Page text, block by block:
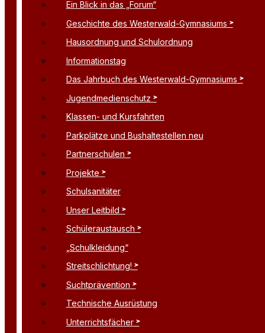
Ein Blick in das „Forum“
Geschichte des Westerwald-Gymnasiums
Hausordnung und Schulordnung
Informationstag
Das Jahrbuch des Westerwald-Gymnasiums
Jugendmedienschutz
Klassen- und Kursfahrten
Parkplätze und Bushaltestellen neu
Partnerschulen
Projekte
Schulsanitäter
Unser Leitbild
Schüleraustausch
„Schulkleidung“
Streitschlichtung!
Suchtprävention
Technische Ausrüstung
Unterrichtsfächer